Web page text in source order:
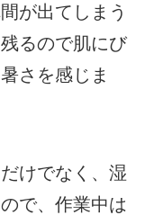
が出てしまう
るので肌にび
さを感じま
けでなく、湿
で、作業中は